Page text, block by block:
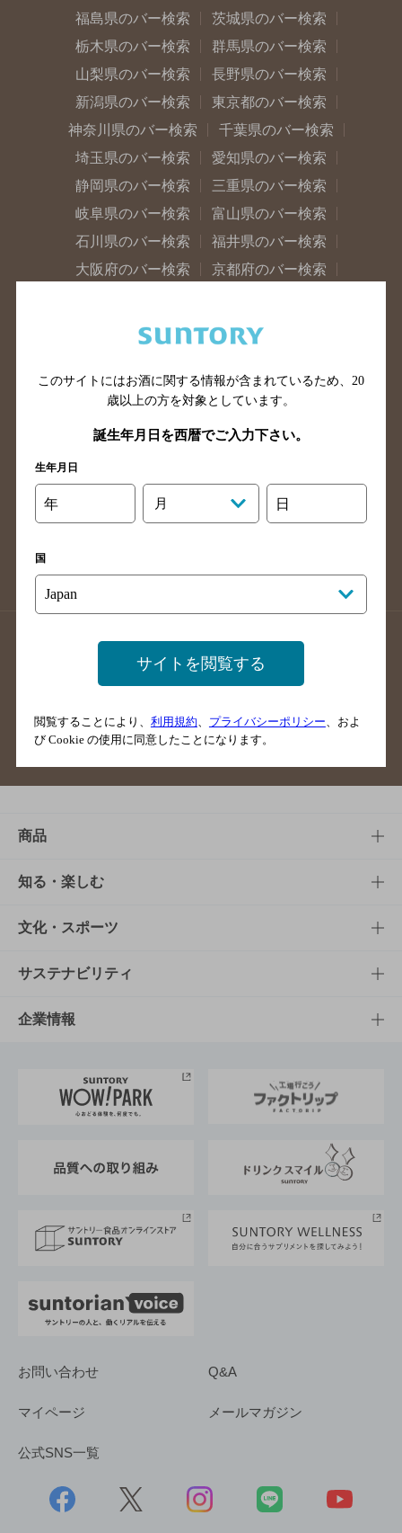
福島県のバー検索
茨城県のバー検索
栃木県のバー検索
群馬県のバー検索
山梨県のバー検索
長野県のバー検索
新潟県のバー検索
東京都のバー検索
神奈川県のバー検索
千葉県のバー検索
埼玉県のバー検索
愛知県のバー検索
静岡県のバー検索
三重県のバー検索
岐阜県のバー検索
富山県のバー検索
石川県のバー検索
福井県のバー検索
大阪府のバー検索
京都府のバー検索
滋賀県のバー検索
和歌山県のバー検索
山口県のバー検索
鳥取県のバー検索
島根県のバー検索
徳島県のバー検索
香川県のバー検索
愛媛県のバー検索
高知県のバー検索
長崎県のバー検索
佐賀県のバー検索
大分県のバー検索
熊本県のバー検索
沖縄県のバー検索
店舗登録方法のご案内
店舗情報更新方法のご案内
掲載店舗様ログイン
ご意見・ご感想
商品
商品TOP
商品一覧
商品発売情報
栄養成分一覧
知る・楽しむ
知る・楽しむTOP
キャンペーン
工場見学
地域情報
文化・スポーツ
文化・スポーツTOP
サントリーホール
サントリーサンバーズ大阪
サステナビリティ
サステナビリティTOP
サントリーが考えるサステナビリティ経営
企業情報
企業概要
採用情報
お問い合わせ Q&A
マイページ メールマガジン
公式SNS一覧
このサイトにはお酒に関する情報が含まれているため、 20
歳以上の方を対象としています。
誕生年月日を西暦でご入力下さい。
生年月日
年 月 日
国
サイトを閲覧する
閲覧することにより、 利用規約 プライバシーポリシー 、およ
び Cookie の使用に同意したことになります。